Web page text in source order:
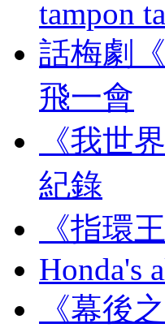
tampon
話梅劇
飛一會
《我世
紀錄
《指環
Honda's
《幕後